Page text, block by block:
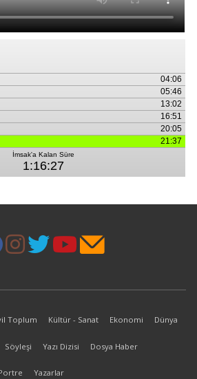
Toplum Kültür - Sanat Ekonomi Dünya
Söyleşi Yazı Dizisi Dosya Haber
Yazarlar